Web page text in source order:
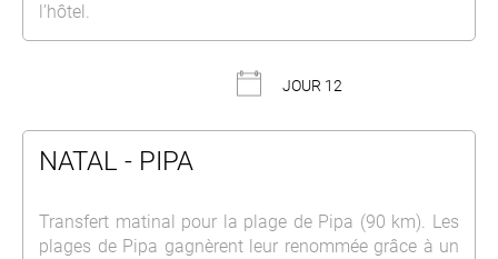
l’hôtel.
JOUR 12
NATAL - PIPA
Transfert matinal pour la plage de Pipa (90 km). Les
plages de Pipa gagnèrent leur renommée grâce à un